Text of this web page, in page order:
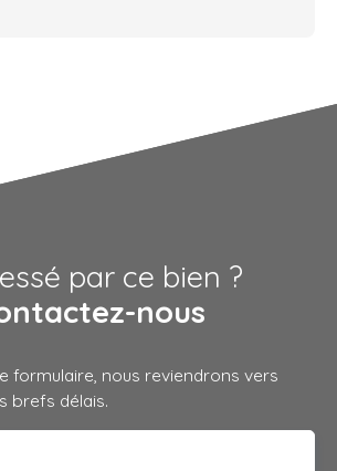
par ce bien ?
nous
formulaire, nous reviendrons vers
brefs délais.